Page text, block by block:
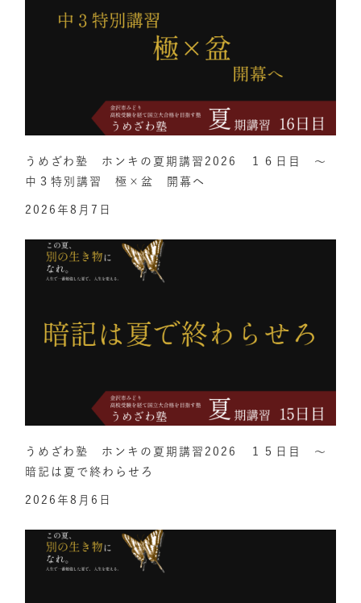
うめざわ塾 ホンキの夏期講習2026 １６日目 ～
中３特別講習 極×盆 開幕へ
2026年8月7日
うめざわ塾 ホンキの夏期講習2026 １５日目 ～
暗記は夏で終わらせろ
2026年8月6日